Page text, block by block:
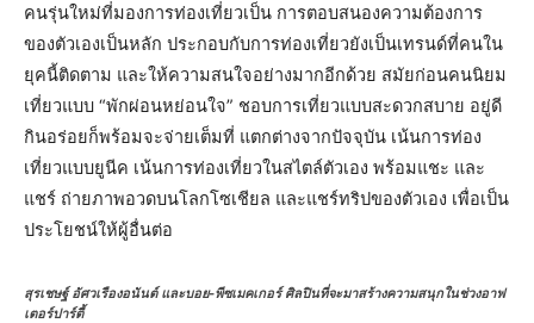
คนรุ่นใหม่ที่มองการท่องเที่ยวเป็น การตอบสนองความต้องการ
ของตัวเองเป็นหลัก ประกอบกับการท่องเที่ยวยังเป็นเทรนด์ที่คนใน
ยุคนี้ติดตาม และให้ความสนใจอย่างมากอีกด้วย สมัยก่อนคนนิยม
เที่ยวแบบ “พักผ่อนหย่อนใจ” ชอบการเที่ยวแบบสะดวกสบาย อยู่ดี
กินอร่อยก็พร้อมจะจ่ายเต็มที่ แตกต่างจากปัจจุบัน เน้นการท่อง
เที่ยวแบบยูนีค เน้นการท่องเที่ยวในสไตล์ตัวเอง พร้อมแชะ และ
แชร์ ถ่ายภาพอวดบนโลกโซเชียล และแชร์ทริปของตัวเอง เพื่อเป็น
ประโยชน์ให้ผู้อื่นต่อ
สุรเชษฐ์ อัศวเรืองอนันต์ และบอย-พีซเมคเกอร์ ศิลปินที่จะมาสร้างความสนุกในช่วงอาฟ
เตอร์ปาร์ตี้